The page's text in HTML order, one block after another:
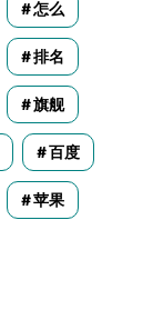
怎么
排名
旗舰
百度
苹果